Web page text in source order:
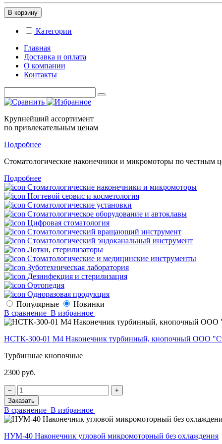
В корзину
Категории
Главная
Доставка и оплата
О компании
Контакты
Крупнейший ассортимент
по привлекательным ценам
Подробнее
Стоматологические наконечники и микромоторы по честным
Подробнее
Стоматологические наконечники и микромоторы
Ногтевой сервис и косметология
Стоматологические установки
Стоматологическое оборудование и автоклавы
Цифровая стоматология
Стоматологический вращающий инструмент
Стоматологический эндоканальный инструмент
Лотки, стерилизаторы
Стоматологические и медицинские инструменты
Зуботехническая лаборатория
Дезинфекция и стерилизация
Ортопедия
Одноразовая продукция
Популярные
Новинки
В сравнение В избранное
НСТК-300-01 М4 Наконечник турбинный, кнопочный ООО
Турбинные кнопочные
2300 руб.
‒
+
Заказать
В сравнение В избранное
НУМ-40 Наконечник угловой микромоторный без охлаждения